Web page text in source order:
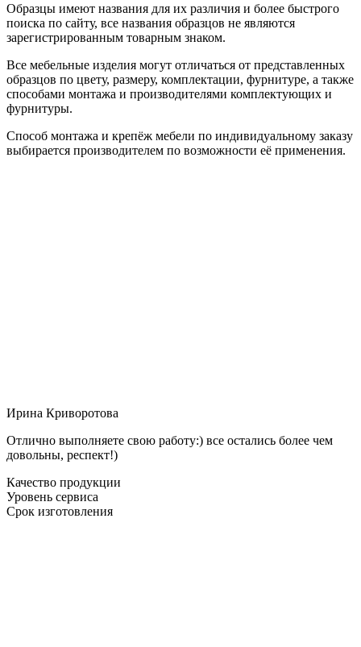
Образцы имеют названия для их различия и более быстрого
поиска по сайту, все названия образцов не являются
зарегистрированным товарным знаком.
Все мебельные изделия могут отличаться от представленных
образцов по цвету, размеру, комплектации, фурнитуре, а также
способами монтажа и производителями комплектующих и
фурнитуры.
Способ монтажа и крепёж мебели по индивидуальному заказу
выбирается производителем по возможности её применения.
Ирина Криворотова
Отлично выполняете свою работу:) все остались более чем
довольны, респект!)
Качество продукции
Уровень сервиса
Срок изготовления